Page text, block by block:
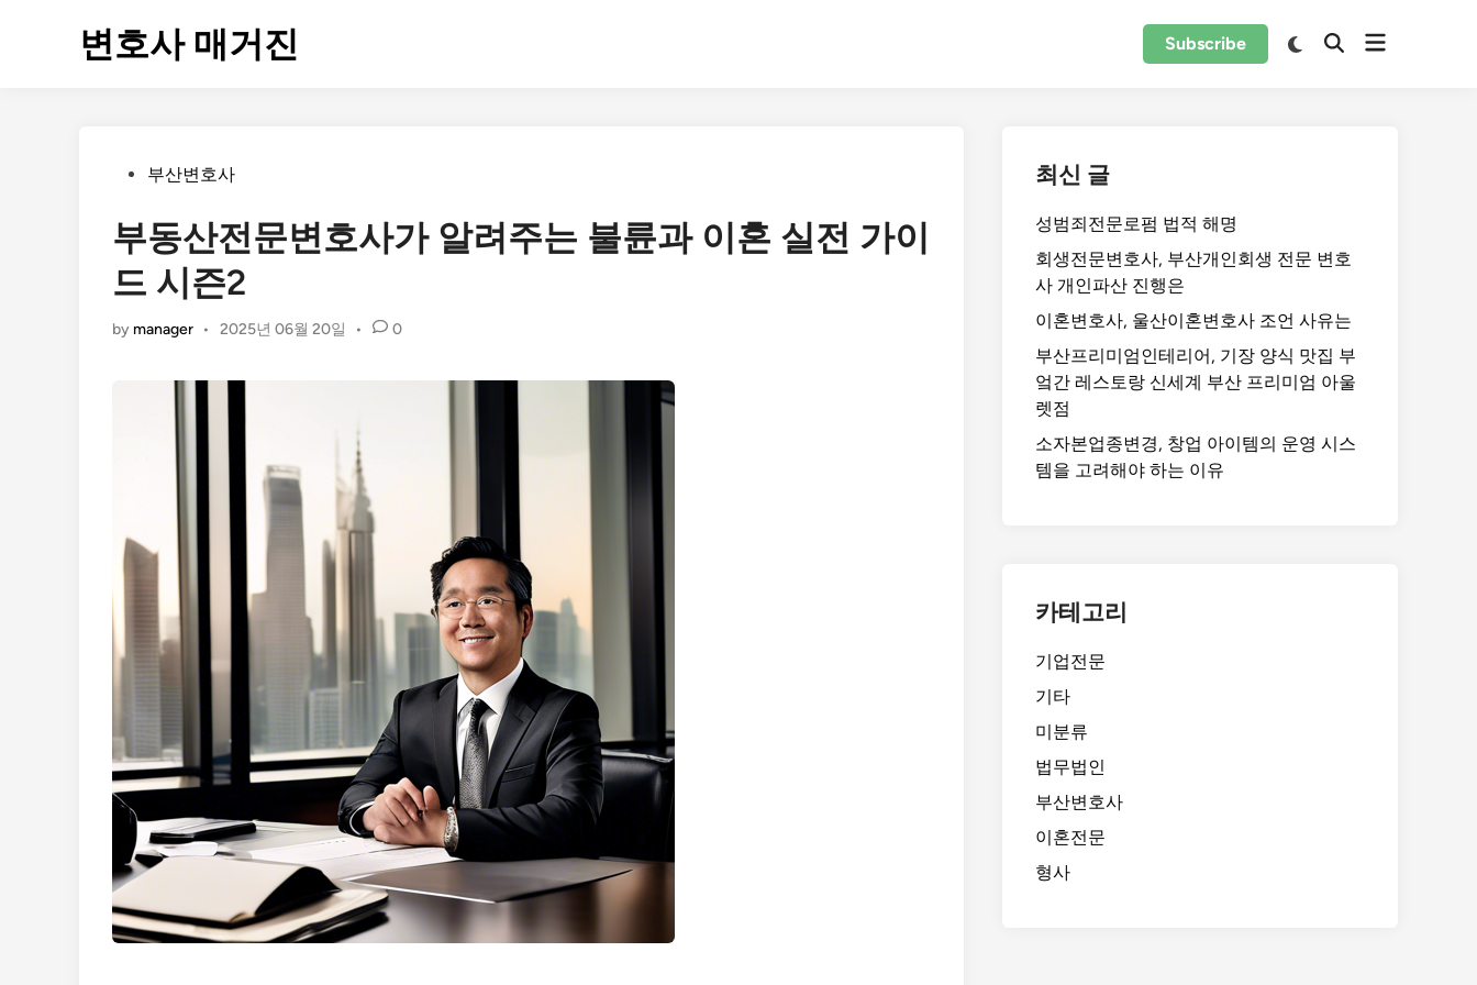
변호사 매거진 Subscribe
Posted부산변호사
부동산전문변호사가 알려주는 불륜과 이혼 실전 가이
드 시즌2
by manager • 2025년 06월 20일 • 0
최신 글
성범죄전문로펌 법적 해명
회생전문변호사, 부산개인회생 전문 변호
사 개인파산 진행은
이혼변호사, 울산이혼변호사 조언 사유는
부산프리미엄인테리어, 기장 양식 맛집 부
엌간 레스토랑 신세계 부산 프리미엄 아울
렛점
소자본업종변경, 창업 아이템의 운영 시스
템을 고려해야 하는 이유
카테고리
기업전문
기타
미분류
법무법인
부산변호사
이혼전문
형사